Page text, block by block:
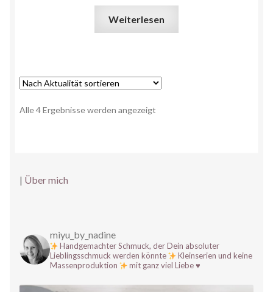
Weiterlesen
Alle 4 Ergebnisse werden angezeigt
| Über mich
miyu_by_nadine
Handgemachter Schmuck, der Dein absoluter
Lieblingsschmuck werden könnte
Kleinserien und keine
Massenproduktion
mit ganz viel Liebe♥️